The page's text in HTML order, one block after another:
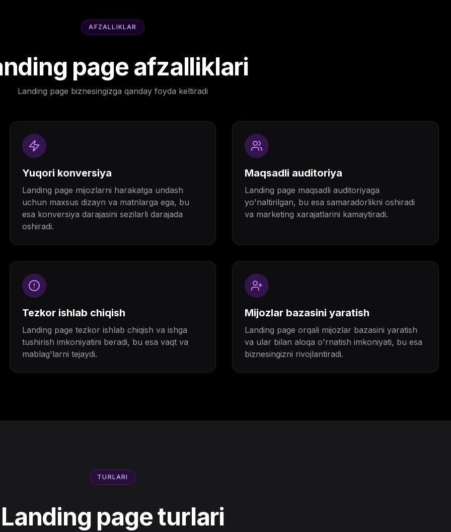
AFZALLIKLAR
page afzalliklari
Landing page biznesingizga qanday foyda keltiradi
Yuqori konversiya
Landing page mijozlarni harakatga undash
uchun maxsus dizayn va matnlarga ega, bu
esa konversiya darajasini sezilarli darajada
oshiradi.
Maqsadli auditoriya
Landing page maqsadli auditoriyaga
yo'naltirilgan, bu esa samaradorlikni oshiradi
va marketing xarajatlarini kamaytiradi.
Tezkor ishlab chiqish
Landing page tezkor ishlab chiqish va ishga
tushirish imkoniyatini beradi, bu esa vaqt va
mablag'larni tejaydi.
Mijozlar bazasini yaratish
Landing page orqali mijozlar bazasini yaratish
va ular bilan aloqa o'rnatish imkoniyati, bu esa
biznesingizni rivojlantiradi.
TURLARI
Landing page turlari